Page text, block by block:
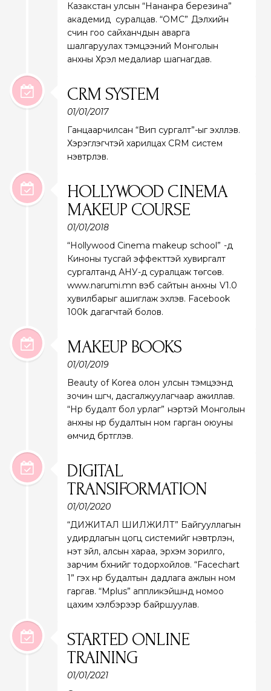
Казакстан улсын “Нананра березина”
академид суралцав. “ОМС” Дэлхийн
үсчин гоо сайханчдын аварга
шалгаруулах тэмцээний Монголын
анхны Хүрэл медалиар шагнагдав.
CRM SYSTEM
01/01/2017
Ганцаарчилсан “Вип сургалт”-ыг эхлүүлэв.
Хэрэглэгчтэй харилцах CRM систем
нэвтрүүлэв.
HOLLYWOOD CINEMA
MAKEUP COURSE
01/01/2018
“Hollywood Cinema makeup school” -д
Киноны тусгай эффекттэй хувиргалт
сургалтанд АНУ-д суралцаж төгсөв.
www.narumi.mn вэб сайтын анхны V1.0
хувилбарыг ашиглаж эхлэв. Facebook
100k дагагчтай болов.
MAKEUP BOOKS
01/01/2019
Beauty of Korea олон улсын тэмцээнд
зочин шүүгч, дасгалжуулагчаар ажиллав.
“Нүүр будалт бол урлаг” нэртэй Монголын
анхны нүүр будалтын ном гарган оюуны
өмчид бүртгүүлэв.
DIGITAL
TRANSIFORMATION
01/01/2020
“ДИЖИТАЛ ШИЛЖИЛТ” Байгууллагын
удирдлагын цогц системийг нэвтрүүлэн,
үнэт зүйл, алсын хараа, эрхэм зорилго,
зарчим бүхнийг тодорхойлов. “Facechart
1” гэх нүүр будалтын дадлага ажлын ном
гаргав. “Mplus” аппликэйшнд номоо
цахим хэлбэрээр байршуулав.
STARTED ONLINE
TRAINING
01/01/2021